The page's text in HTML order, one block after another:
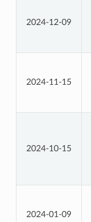
2024-12-09
2024-11-15
2024-10-15
2024-01-09